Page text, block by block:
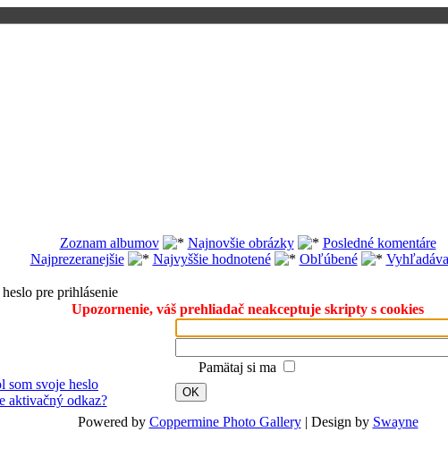
Zoznam albumov Najnovšie obrázky
Posledné komentáre
Najprezeranejšie
Najvyššie hodnotené Obľúbené
pre prihlásenie
Upozornenie, váš prehliadač neakceptuje skripty s cookies
Pamätaj si ma
som svoje heslo
aktivačný odkaz?
OK
Powered by Coppermine Photo Gallery| Design by Swayne